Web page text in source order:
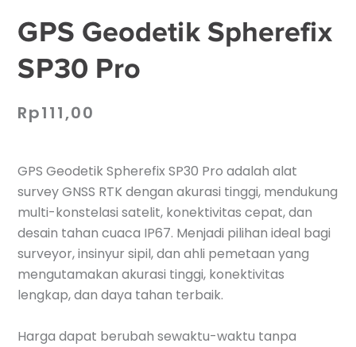
GPS Geodetik Spherefix
SP30 Pro
Rp111,00
GPS Geodetik Spherefix SP30 Pro adalah alat
survey GNSS RTK dengan akurasi tinggi, mendukung
multi-konstelasi satelit, konektivitas cepat, dan
desain tahan cuaca IP67. Menjadi pilihan ideal bagi
surveyor, insinyur sipil, dan ahli pemetaan yang
mengutamakan akurasi tinggi, konektivitas
lengkap, dan daya tahan terbaik.
Harga dapat berubah sewaktu-waktu tanpa